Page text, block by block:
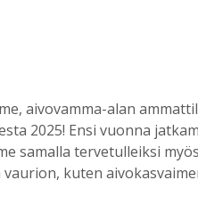
aivovamma-alan
2025! Ensi vuonna
samalla tervetulleiksi
kuten